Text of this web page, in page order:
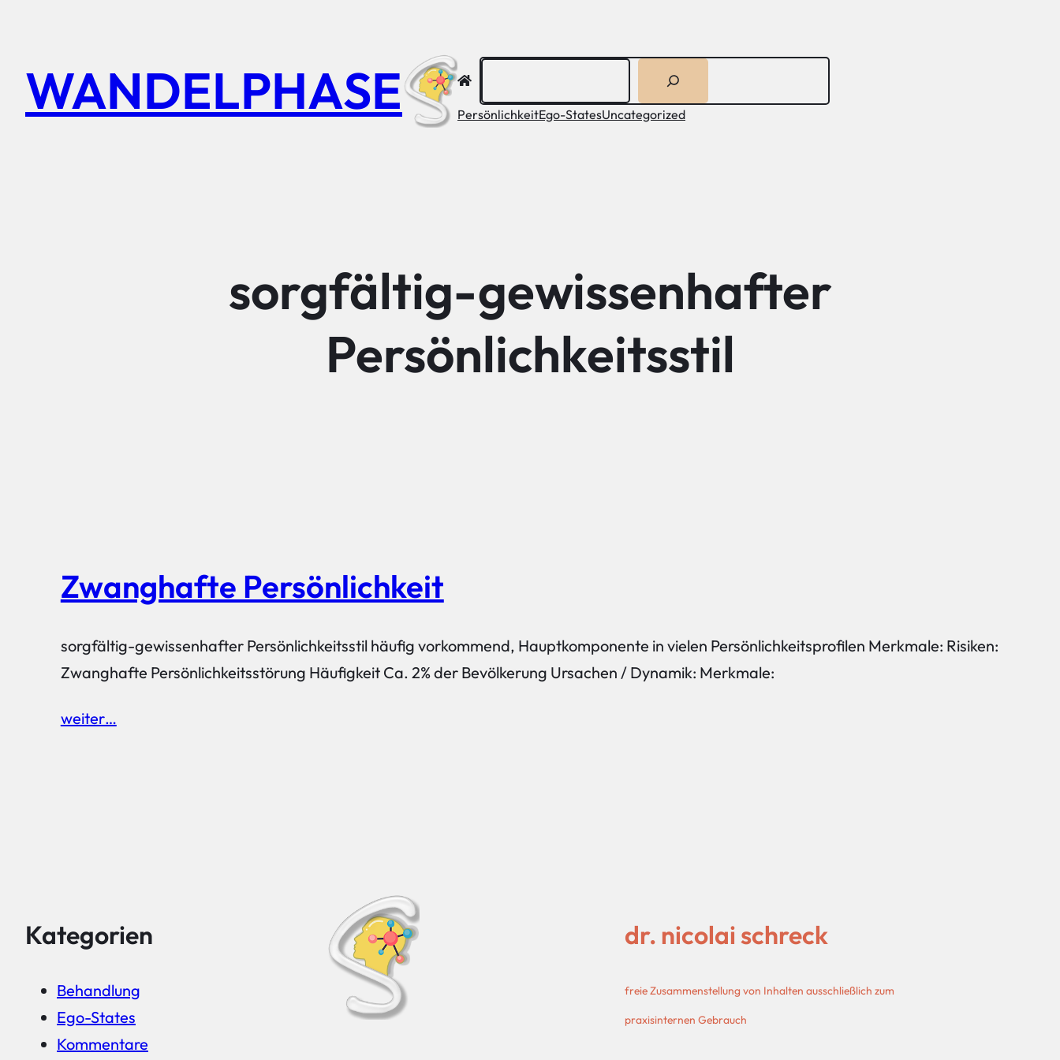
springen
WANDELPHASE Suchen
PersönlichkeitEgo-StatesUncategorized
sorgfältig-gewissenhafter
Persönlichkeitsstil
Zwanghafte Persönlichkeit
sorgfältig-gewissenhafter Persönlichkeitsstil häufig vorkommend, Hauptkomponente in vielen Persönlichkeitsprofilen Merkmale: Risiken:
Zwanghafte Persönlichkeitsstörung Häufigkeit Ca. 2% der Bevölkerung Ursachen / Dynamik: Merkmale:
weiter…
Kategorien
Behandlung
Ego-States
Kommentare
dr. nicolai schreck
freie Zusammenstellung von Inhalten ausschließlich zum
praxisinternen Gebrauch